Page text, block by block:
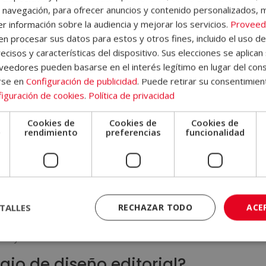
editorial?
editorial debe contar con amplios conocimientos en
de maquetación y más. Así, todos estos conocimientos le
los redactores son los encargados de crear el contenido escrito.
tener personalidad, consiguiendoatraer y retener la atención
y atractivas.
para ofrecer anuncios y contenido personalizados,
información sobre la audiencia y mejorar los servicios.
procesar sus datos para estos y otros fines, incluido el uso
y características del dispositivo. Sus elecciones se
pueden basarse en el interés legítimo en lugar del
en Configuración de publicidad. Puede retirar su
de cookies. Política de privacidad
Cookies de
rendimiento
Cookies de
preferencias
Cookies de
funcionalidad
RECHAZAR TODO